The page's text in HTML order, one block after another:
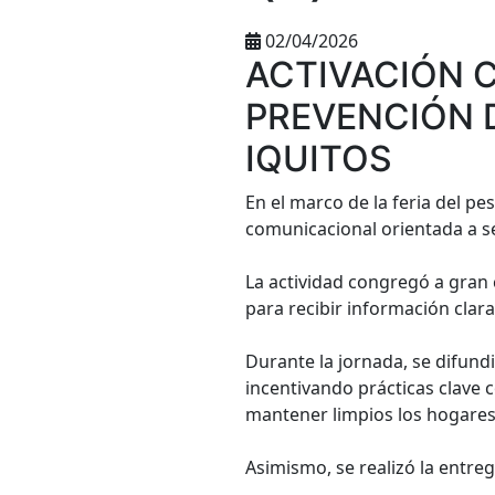
02/04/2026
ACTIVACIÓN
PREVENCIÓN
IQUITOS
En el marco de la feria del
comunicacional orientada a
La actividad congregó a
para recibir información
Durante la jornada, se
incentivando prácticas clave
mantener limpios los
Asimismo, se realizó la